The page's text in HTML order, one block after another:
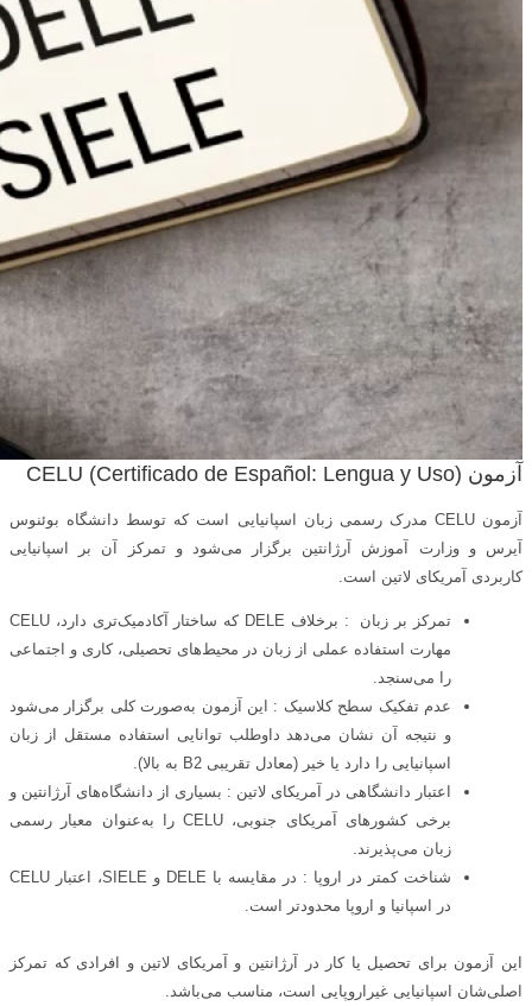
آزمون CELU (Certificado de Español: Lengua y Uso)
آزمون CELU مدرک رسمی زبان اسپانیایی است که توسط دانشگاه بوئنوس
آیرس و وزارت آموزش آرژانتین برگزار می‌شود و تمرکز آن بر اسپانیایی
کاربردی آمریکای لاتین است.
تمرکز بر زبان : برخلاف DELE که ساختار آکادمیک‌تری دارد، CELU
مهارت استفاده عملی از زبان در محیط‌های تحصیلی، کاری و اجتماعی
را می‌سنجد.
عدم تفکیک سطح کلاسیک : این آزمون به‌صورت کلی برگزار می‌شود
و نتیجه آن نشان می‌دهد داوطلب توانایی استفاده مستقل از زبان
اسپانیایی را دارد یا خیر (معادل تقریبی B2 به بالا).
اعتبار دانشگاهی در آمریکای لاتین : بسیاری از دانشگاه‌های آرژانتین و
برخی کشورهای آمریکای جنوبی، CELU را به‌عنوان معیار رسمی
زبان می‌پذیرند.
شناخت کمتر در اروپا : در مقایسه با DELE و SIELE، اعتبار CELU
در اسپانیا و اروپا محدودتر است.
این آزمون برای تحصیل یا کار در آرژانتین و آمریکای لاتین و افرادی که تمرکز
اصلی‌شان اسپانیایی غیراروپایی است، مناسب می‌باشد.